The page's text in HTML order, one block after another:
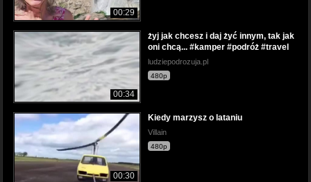
00:29
00:34
żyj jak chcesz i daj żyć innym, tak jak
oni chcą... #kamper #podróż #travel
ludziepodrozuja.pl
480p
00:30
Kiedy marzysz o lataniu
Villain
480p